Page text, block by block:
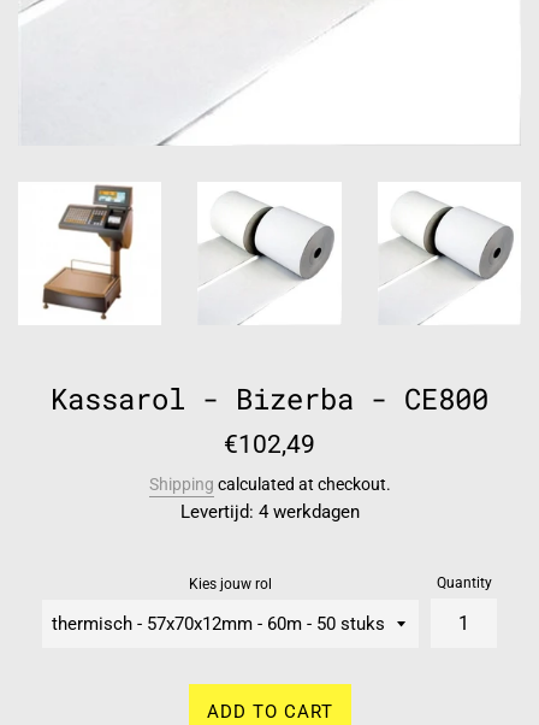
Kassarol - Bizerba - CE800
Regular
€102,49
Shipping calculated at checkout.
Levertijd: 4 werkdagen
Kies jouw rol Quantity
ADD TO CART